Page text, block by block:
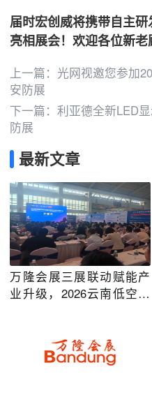
届时宏创威将携带自主
亮相展会！欢迎各位新老
上一篇： 光网视邀您参加
安防展
下一篇：利亚德全新LED
防展
最新文章
万隆会展三展联动赋能产
业升级，2026云南低空经